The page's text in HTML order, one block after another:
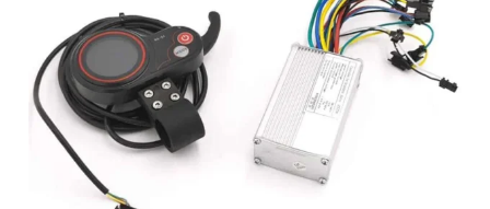
Lisävarusteet
Huoltopalvelu
Yrityksille